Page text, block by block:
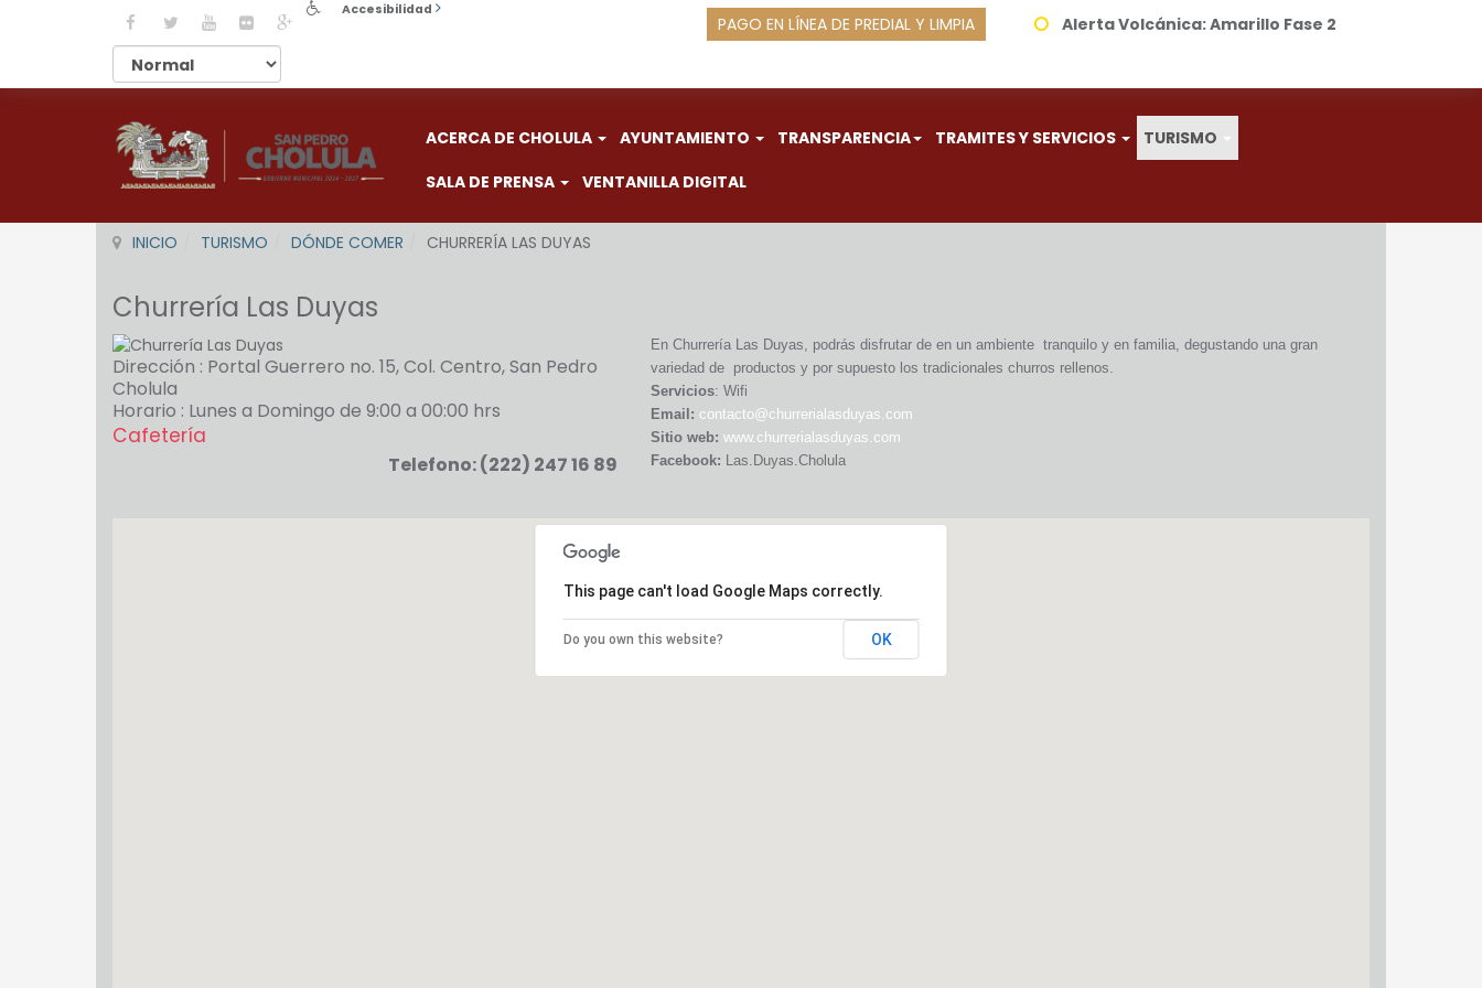
Accesibilidad
PAGO EN LÍNEA DE PREDIAL Y LIMPIA Alerta Volcánica:Amarillo Fase 2
ACERCA DE CHOLULA AYUNTAMIENTO TRANSPARENCIA TRAMITES Y SERVICIOS
TURISMO
SALA DE PRENSA
VENTANILLA DIGITAL
INICIO TURISMO DÓNDE COMER CHURRERÍA LAS DUYAS
Churrería Las Duyas
Dirección : Portal Guerrero no. 15, Col. Centro, San Pedro
Cholula
Horario : Lunes a Domingo de 9:00 a 00:00 hrs
Cafetería
Telefono: (222) 247 16 89
En Churrería Las Duyas, podrás disfrutar de en un ambiente tranquilo y en familia, degustando una gran
variedad de productos y por supuesto los tradicionales churros rellenos.
Servicios: Wifi
Email: contacto@churrerialasduyas.com
Sitio web: www.churrerialasduyas.com
Facebook: Las.Duyas.Cholula
This page can't load Google Maps correctly.
Do you own this website? OK